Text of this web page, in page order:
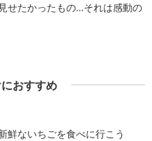
せたかったもの…それは感動の
おすすめ
鮮ないちごを食べに行こう